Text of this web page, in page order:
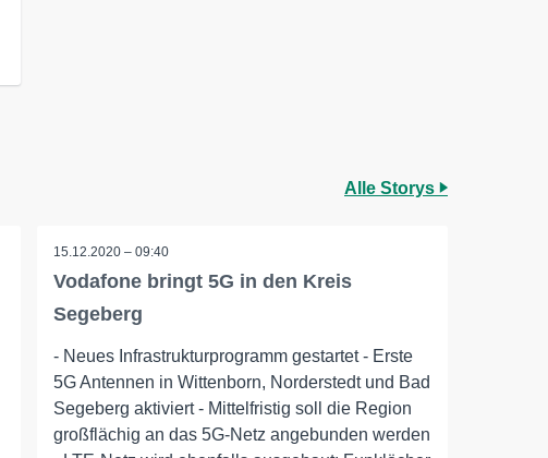
Alle Storys
15.12.2020 – 09:40
Vodafone bringt 5G in den Kreis
Segeberg
- Neues Infrastrukturprogramm gestartet - Erste
5G Antennen in Wittenborn, Norderstedt und Bad
Segeberg aktiviert - Mittelfristig soll die Region
großflächig an das 5G-Netz angebunden werden